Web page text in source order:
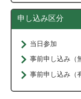
申し込み区分
当日参加
事前申し込み（
事前申し込み（